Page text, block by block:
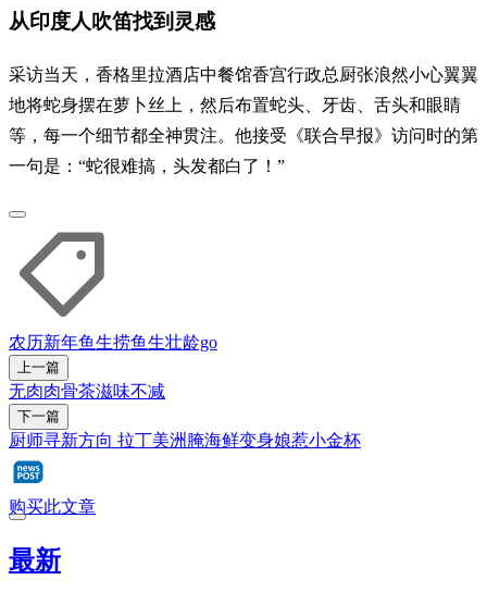
从印度人吹笛找到灵感
采访当天，香格里拉酒店中餐馆香宫行政总厨张浪然小心翼翼
地将蛇身摆在萝卜丝上，然后布置蛇头、牙齿、舌头和眼睛
等，每一个细节都全神贯注。他接受《联合早报》访问时的第
一句是：“蛇很难搞，头发都白了！”
农历新年鱼生捞鱼生壮龄go
上一篇
无肉肉骨茶滋味不减
下一篇
厨师寻新方向 拉丁美洲腌海鲜变身娘惹小金杯
购买此文章
最新